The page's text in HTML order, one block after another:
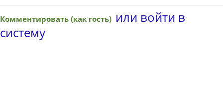
Комментировать (как гость) или войти в
систему